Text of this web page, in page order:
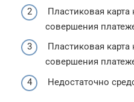
Пластиковая
совершения
Пластиковая
совершения
Недостаточно